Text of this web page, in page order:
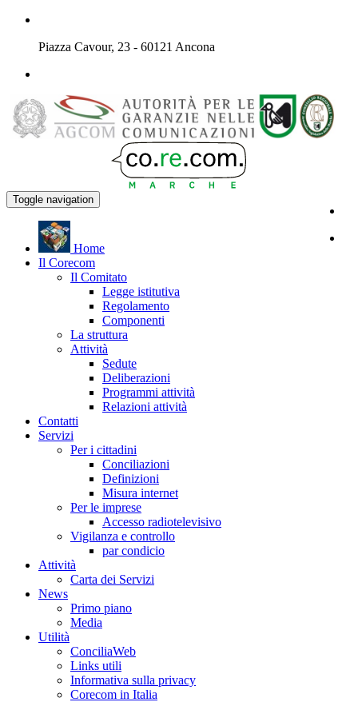
Piazza Cavour, 23 - 60121 Ancona
Toggle navigation
Home
Il Corecom
Il Comitato
Legge istitutiva
Regolamento
Componenti
La struttura
Attività
Sedute
Deliberazioni
Programmi attività
Relazioni attività
Contatti
Servizi
Per i cittadini
Conciliazioni
Definizioni
Misura internet
Per le imprese
Accesso radiotelevisivo
Vigilanza e controllo
par condicio
Attività
Carta dei Servizi
News
Primo piano
Media
Utilità
ConciliaWeb
Links utili
Informativa sulla privacy
Corecom in Italia